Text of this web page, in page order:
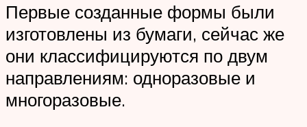
Первые созданные формы были
изготовлены из бумаги, сейчас же
они классифицируются по двум
направлениям: одноразовые и
многоразовые.